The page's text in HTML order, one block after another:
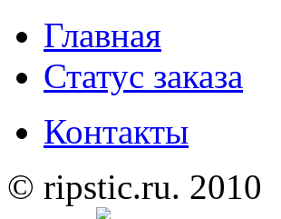
Главная
Статус заказа
Контакты
© ripstic.ru. 2010